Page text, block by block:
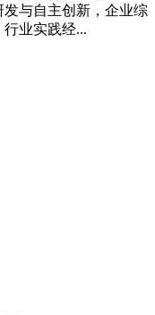
与自主创新，企业综
业实践经...